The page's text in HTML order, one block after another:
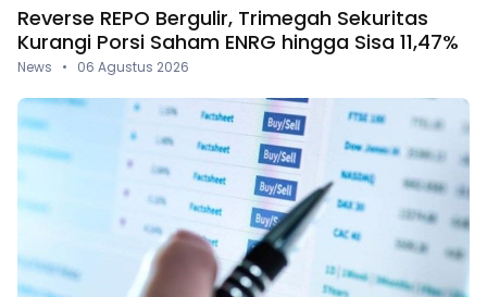
Reverse REPO Bergulir, Trimegah Sekuritas
Kurangi Porsi Saham ENRG hingga Sisa 11,47%
News • 06 Agustus 2026